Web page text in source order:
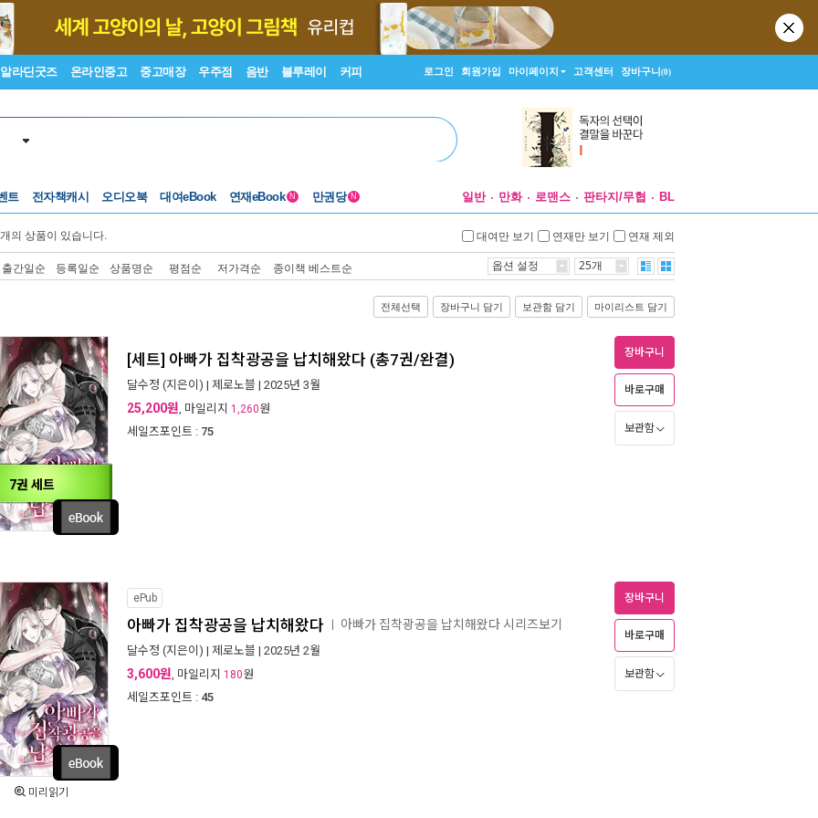
알라딘굿즈 온라인중고 중고매장 우주점 음반 블루레이 커피 로그인 회원가입 마이페이지 고객센터 장바구니(0)
트 전자책캐시 오디오북 대여eBook 연재eBook N 만권당 N 일반 만화 로맨스 판타지/무협 BL
개의 상품이 있습니다. 대여만 보기 연재만 보기 연재 제외
출간일순 등록일순 상품명순 평점순 저가격순 종이책 베스트순 옵션 설정 25개
전체선택 장바구니 담기 보관함 담기 마이리스트 담기
7권 세트
[세트] 아빠가 집착광공을 납치해왔다 (총7권/완결)
달수정 (지은이) | 제로노블 | 2025년 3월
25,200원, 마일리지 1,260원
세일즈포인트 : 75
장바구니
바로구매
보관함
미리읽기
ePub
아빠가 집착광공을 납치해왔다 아빠가 집착광공을 납치해왔다 시리즈보기
달수정 (지은이) | 제로노블 | 2025년 2월
3,600원, 마일리지 180원
세일즈포인트 : 45
장바구니
바로구매
보관함